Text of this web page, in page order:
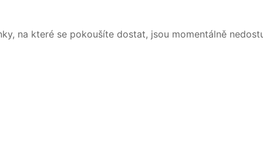
na které se pokoušíte dostat, jsou momentálně